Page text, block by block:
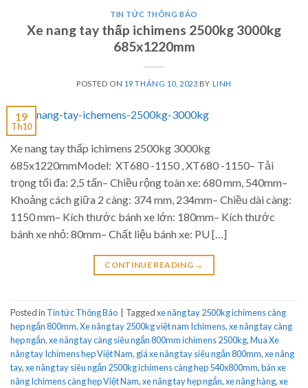
TIN TỨC THÔNG BÁO
Xe nang tay thấp ichimens 2500kg 3000kg
685x1220mm
POSTED ON 19 THÁNG 10, 2023 BY LINH
19
Th10
Xe nang tay thấp ichimens 2500kg 3000kg
685x1220mmModel: XT680 -1150 , XT680 -1150– Tải
trọng tối đa: 2,5 tấn– Chiều rộng toàn xe: 680 mm, 540mm–
Khoảng cách giữa 2 càng: 374 mm, 234mm– Chiều dài càng:
1150 mm– Kích thước bánh xe lớn: 180mm– Kích thước
bánh xe nhỏ: 80mm– Chất liệu bánh xe: PU […]
CONTINUE READING →
Posted in Tin tức Thông Báo | Taggedxe nâng tay 2500kg ichimens càng
hẹp ngắn 800mm,Xe nâng tay 2500kg việt nam Ichimens,xe nâng tay càng
hẹp ngắn,xe nâng tay càng siêu ngắn 800mm ichimens 2500kg,Mua Xe
nâng tay Ichimens hẹp Việt Nam, giá xe nâng tay siêu ngắn 800mm,xe nâng
tay,xe nâng tay siêu ngắn 2500kg ichimens càng hẹp 540x800mm,bán xe
nâng Ichimens càng hẹp Việt Nam,xe nâng tay hẹp ngắn,xe nâng hàng,xe